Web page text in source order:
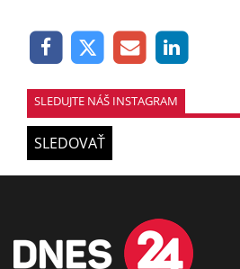
SLEDUJTE NÁŠ INSTAGRAM
SLEDOVAŤ